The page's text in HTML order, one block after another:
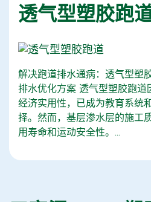
透气型塑胶跑
解决跑道排水通病：透气型塑
排水优化方案 透气型塑胶跑道
经济实用性，已成为教育系统
择。然而，基层渗水层的施工
用寿命和运动安全性。...